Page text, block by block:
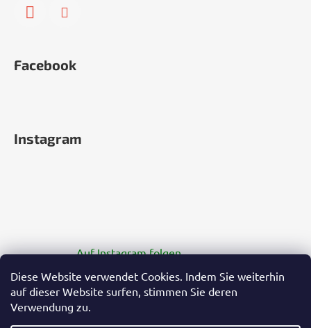
Diese Website verwendet Cookies. Indem Sie weiterhin
auf dieser Website surfen, stimmen Sie deren
Verwendung zu.
Facebook
Instagram
Auf Instagram folgen